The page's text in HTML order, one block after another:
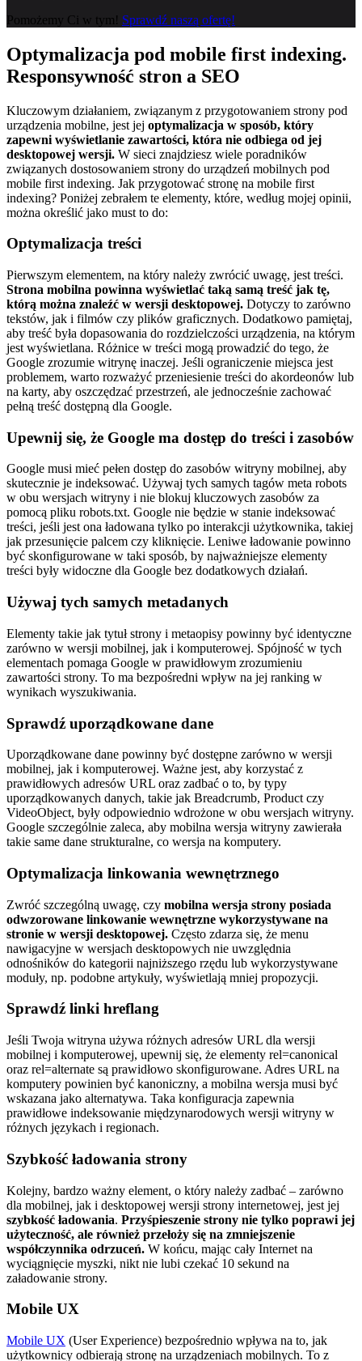
Pomożemy Ci w tym! Sprawdź naszą ofertę!
Optymalizacja pod mobile first indexing.
Responsywność stron a SEO
Kluczowym działaniem, związanym z przygotowaniem strony pod
urządzenia mobilne, jest jej optymalizacja w sposób, który
zapewni wyświetlanie zawartości, która nie odbiega od jej
desktopowej wersji. W sieci znajdziesz wiele poradników
związanych dostosowaniem strony do urządzeń mobilnych pod
mobile first indexing. Jak przygotować stronę na mobile first
indexing? Poniżej zebrałem te elementy, które, według mojej opinii,
można określić jako must to do:
Optymalizacja treści
Pierwszym elementem, na który należy zwrócić uwagę, jest treści.
Strona mobilna powinna wyświetlać taką samą treść jak tę,
którą można znaleźć w wersji desktopowej. Dotyczy to zarówno
tekstów, jak i filmów czy plików graficznych. Dodatkowo pamiętaj,
aby treść była dopasowania do rozdzielczości urządzenia, na którym
jest wyświetlana. Różnice w treści mogą prowadzić do tego, że
Google zrozumie witrynę inaczej. Jeśli ograniczenie miejsca jest
problemem, warto rozważyć przeniesienie treści do akordeonów lub
na karty, aby oszczędzać przestrzeń, ale jednocześnie zachować
pełną treść dostępną dla Google.
Upewnij się, że Google ma dostęp do treści i zasobów
Google musi mieć pełen dostęp do zasobów witryny mobilnej, aby
skutecznie je indeksować. Używaj tych samych tagów meta robots
w obu wersjach witryny i nie blokuj kluczowych zasobów za
pomocą pliku robots.txt. Google nie będzie w stanie indeksować
treści, jeśli jest ona ładowana tylko po interakcji użytkownika, takiej
jak przesunięcie palcem czy kliknięcie. Leniwe ładowanie powinno
być skonfigurowane w taki sposób, by najważniejsze elementy
treści były widoczne dla Google bez dodatkowych działań.
Używaj tych samych metadanych
Elementy takie jak tytuł strony i metaopisy powinny być identyczne
zarówno w wersji mobilnej, jak i komputerowej. Spójność w tych
elementach pomaga Google w prawidłowym zrozumieniu
zawartości strony. To ma bezpośredni wpływ na jej ranking w
wynikach wyszukiwania.
Sprawdź uporządkowane dane
Uporządkowane dane powinny być dostępne zarówno w wersji
mobilnej, jak i komputerowej. Ważne jest, aby korzystać z
prawidłowych adresów URL oraz zadbać o to, by typy
uporządkowanych danych, takie jak Breadcrumb, Product czy
VideoObject, były odpowiednio wdrożone w obu wersjach witryny.
Google szczególnie zaleca, aby mobilna wersja witryny zawierała
takie same dane strukturalne, co wersja na komputery.
Optymalizacja linkowania wewnętrznego
Zwróć szczególną uwagę, czy mobilna wersja strony posiada
odwzorowane linkowanie wewnętrzne wykorzystywane na
stronie w wersji desktopowej. Często zdarza się, że menu
nawigacyjne w wersjach desktopowych nie uwzględnia
odnośników do kategorii najniższego rzędu lub wykorzystywane
moduły, np. podobne artykuły, wyświetlają mniej propozycji.
Sprawdź linki hreflang
Jeśli Twoja witryna używa różnych adresów URL dla wersji
mobilnej i komputerowej, upewnij się, że elementy rel=canonical
oraz rel=alternate są prawidłowo skonfigurowane. Adres URL na
komputery powinien być kanoniczny, a mobilna wersja musi być
wskazana jako alternatywa. Taka konfiguracja zapewnia
prawidłowe indeksowanie międzynarodowych wersji witryny w
różnych językach i regionach.
Szybkość ładowania strony
Kolejny, bardzo ważny element, o który należy zadbać – zarówno
dla mobilnej, jak i desktopowej wersji strony internetowej, jest jej
szybkość ładowania. Przyśpieszenie strony nie tylko poprawi jej
użyteczność, ale również przełoży się na zmniejszenie
współczynnika odrzuceń. W końcu, mając cały Internet na
wyciągnięcie myszki, nikt nie lubi czekać 10 sekund na
załadowanie strony.
Mobile UX
Mobile UX (User Experience) bezpośrednio wpływa na to, jak
użytkownicy odbierają stronę na urządzeniach mobilnych. To z